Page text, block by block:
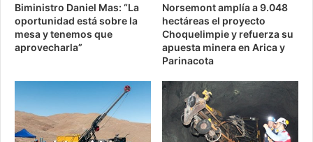
Biministro Daniel Mas: “La
oportunidad está sobre la
mesa y tenemos que
aprovecharla”
Norsemont amplía a 9.048
hectáreas el proyecto
Choquelimpie y refuerza su
apuesta minera en Arica y
Parinacota